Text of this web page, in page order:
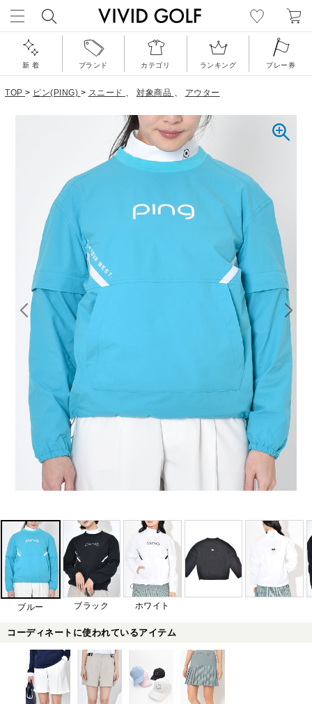
新 着 ブランド カテゴリ ランキング プレー券
TOP > ピン(PING) > スニード 、 対象商品 、 アウター
ブルー ブラック ホワイト
コーディネートに使われているアイテム